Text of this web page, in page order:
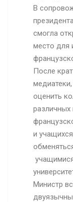
В
смогла
место для
После
оценить
различных
и
Министр